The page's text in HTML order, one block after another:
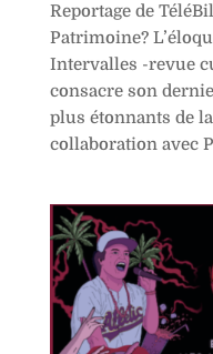
Reportage de
Patrimoine?
Intervalles -revue
consacre son
plus étonnants de
collaboration avec